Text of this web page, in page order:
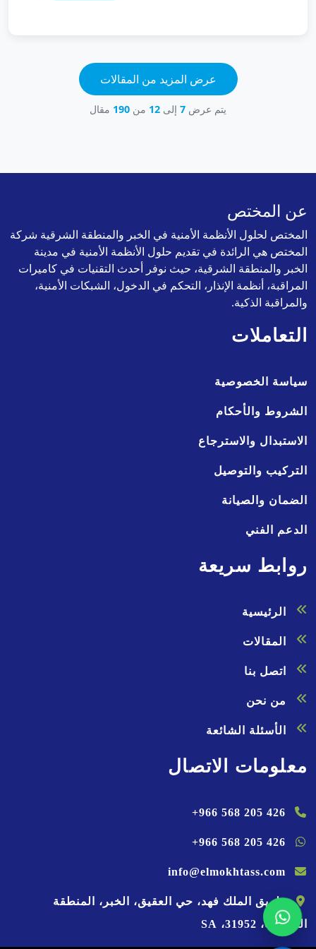
عرض المزيد من المقالات
يتم عرض 7 إلى 12 من 190 مقال
عن المختص
المختص لحلول الأنظمة الأمنية في الخبر والمنطقة الشرقية شركة
المختص هي الرائدة في تقديم حلول الأنظمة الأمنية في مدينة
الخبر والمنطقة الشرقية، حيث نوفر أحدث التقنيات في كاميرات
المراقبة، أنظمة الإنذار، التحكم في الدخول، الشبكات الأمنية،
والمراقبة الذكية.
التعاملات
سياسة الخصوصية
الشروط والأحكام
الاستبدال والاسترجاع
التركيب والتوصيل
الضمان والصيانة
الدعم الفني
روابط سريعة
الرئيسية
المقالات
اتصل بنا
من نحن
الأسئلة الشائعة
معلومات الاتصال
+966 568 205 426
+966 568 205 426
info@elmokhtass.com
طريق الملك فهد، حي العقيق، الخبر ،
المنطقة
الشرقية، 31952، SA